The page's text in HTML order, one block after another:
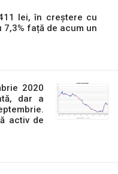
lei, în creştere cu
față de acum un
2020
dar a
activ de